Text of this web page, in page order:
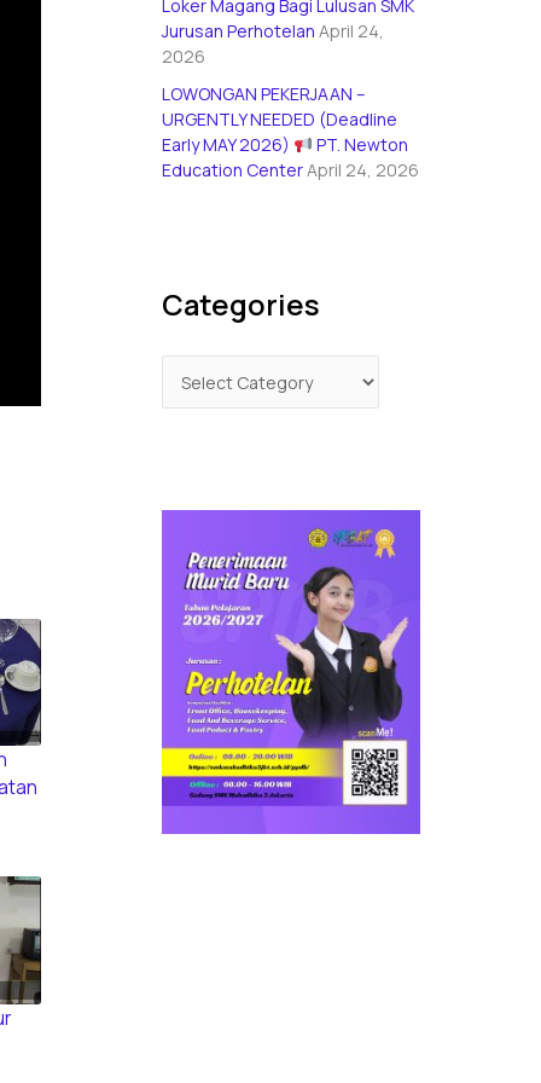
Loker Magang Bagi Lulusan SMK
Jurusan Perhotelan April 24,
2026
LOWONGAN PEKERJAAN –
URGENTLY NEEDED (Deadline
Early MAY 2026)
PT. Newton
Education CenterApril 24, 2026
Categories